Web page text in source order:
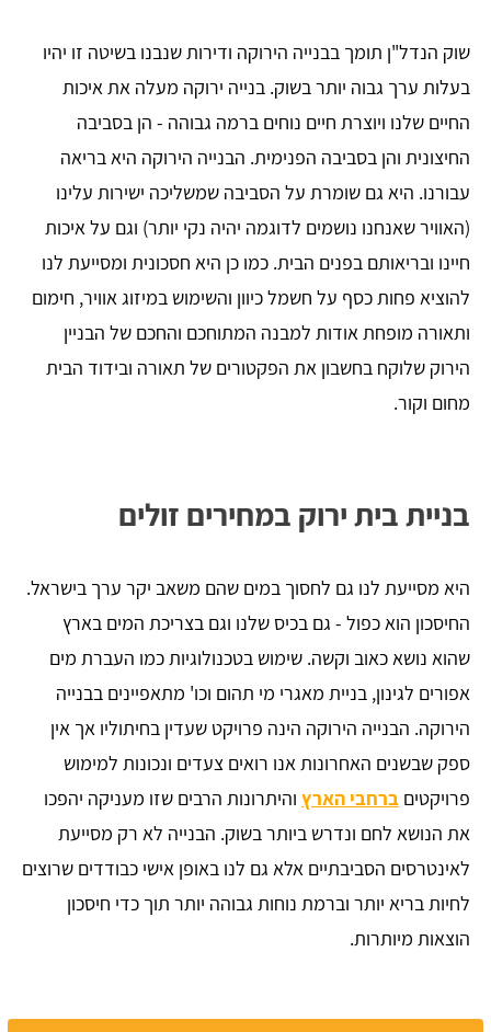
שוק הנדל"ן תומך בבנייה הירוקה ודירות שנבנו בשיטה זו יהיו
בעלות ערך גבוה יותר בשוק. בנייה ירוקה מעלה את איכות
החיים שלנו ויוצרת חיים נוחים ברמה גבוהה - הן בסביבה
החיצונית והן בסביבה הפנימית. הבנייה הירוקה היא בריאה
עבורנו. היא גם שומרת על הסביבה שמשליכה ישירות עלינו
(האוויר שאנחנו נושמים לדוגמה יהיה נקי יותר) וגם על איכות
חיינו ובריאותם בפנים הבית. כמו כן היא חסכונית ומסייעת לנו
להוציא פחות כסף על חשמל כיוון והשימוש במיזוג אוויר, חימום
ותאורה מופחת אודות למבנה המתוחכם והחכם של הבניין
הירוק שלוקח בחשבון את הפקטורים של תאורה ובידוד הבית
מחום וקור.
בניית בית ירוק במחירים זולים
היא מסייעת לנו גם לחסוך במים שהם משאב יקר ערך בישראל.
החיסכון הוא כפול - גם בכיס שלנו וגם בצריכת המים בארץ
שהוא נושא כאוב וקשה. שימוש בטכנולוגיות כמו העברת מים
אפורים לגינון, בניית מאגרי מי תהום וכו' מתאפיינים בבנייה
הירוקה. הבנייה הירוקה הינה פרויקט שעדין בחיתוליו אך אין
ספק שבשנים האחרונות אנו רואים צעדים ונכונות למימוש
פרויקטים ברחבי הארץ והיתרונות הרבים שזו מעניקה יהפכו
את הנושא לחם ונדרש ביותר בשוק. הבנייה לא רק מסייעת
לאינטרסים הסביבתיים אלא גם לנו באופן אישי כבודדים שרוצים
לחיות בריא יותר וברמת נוחות גבוהה יותר תוך כדי חיסכון
הוצאות מיותרות.